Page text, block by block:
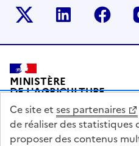
Le ministère sur
Le
Pied de page
MINISTÈRE
DE L'AGRICULTURE
DE L'AGRO-ALIMENTAIRE
ET DE LA SOUVERAINETÉ
ALIMENTAIRE
Ce site et ses partenaires
de réaliser des
proposer des contenus